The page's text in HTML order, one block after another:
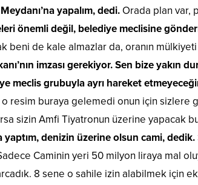
yapalım, dedi. Orada plan var,
önemli değil, belediye meclisine
beni de kale almazlar da, oranın
imzası gerekiyor. Sen bize yakın
meclis grubuyla ayrı hareket
buraya gelemedi onun için sizlere
sizin Amfi Tiyatronun üzerine yapacak
denizin üzerine olsun cami, dedik.
Sadece Caminin yeri 50 milyon liraya mal
8 sene o sahile izin alabilmek için